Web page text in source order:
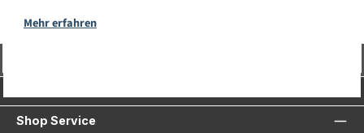
Mehr erfahren
Shop Service